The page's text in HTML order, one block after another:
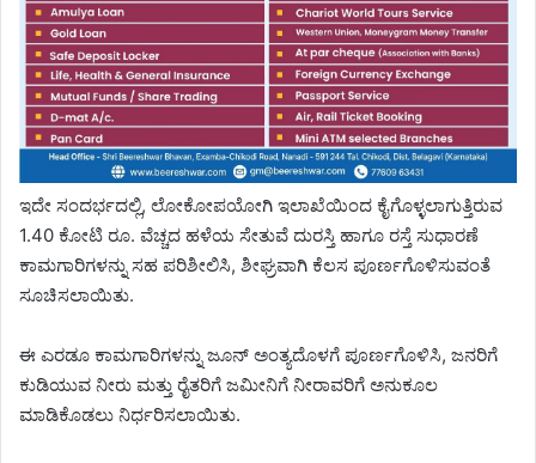
ಇದೇ ಸಂದರ್ಭದಲ್ಲಿ, ಲೋಕೋಪಯೋಗಿ ಇಲಾಖೆಯಿಂದ ಕೈಗೊಳ್ಳಲಾಗುತ್ತಿರುವ
1.40 ಕೋಟಿ ರೂ. ವೆಚ್ಚದ ಹಳೆಯ ಸೇತುವೆ ದುರಸ್ತಿ ಹಾಗೂ ರಸ್ತೆ ಸುಧಾರಣೆ
ಕಾಮಗಾರಿಗಳನ್ನು ಸಹ ಪರಿಶೀಲಿಸಿ, ಶೀಘ್ರವಾಗಿ ಕೆಲಸ ಪೂರ್ಣಗೊಳಿಸುವಂತೆ
ಸೂಚಿಸಲಾಯಿತು.
ಈ ಎರಡೂ ಕಾಮಗಾರಿಗಳನ್ನು ಜೂನ್ ಅಂತ್ಯದೊಳಗೆ ಪೂರ್ಣಗೊಳಿಸಿ, ಜನರಿಗೆ
ಕುಡಿಯುವ ನೀರು ಮತ್ತು ರೈತರಿಗೆ ಜಮೀನಿಗೆ ನೀರಾವರಿಗೆ ಅನುಕೂಲ
ಮಾಡಿಕೊಡಲು ನಿರ್ಧರಿಸಲಾಯಿತು.